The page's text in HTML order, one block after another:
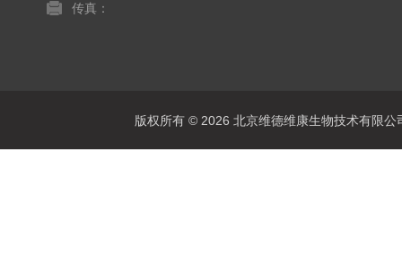
传真：
版权所有 © 2026 北京维德维康生物技术有